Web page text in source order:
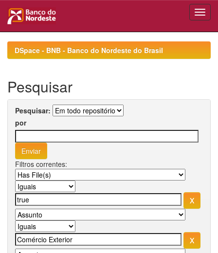
navigationDSpace - BNB - Banco do Nordeste do Brasil
Pesquisar
Pesquisar:
por
Filtros correntes: